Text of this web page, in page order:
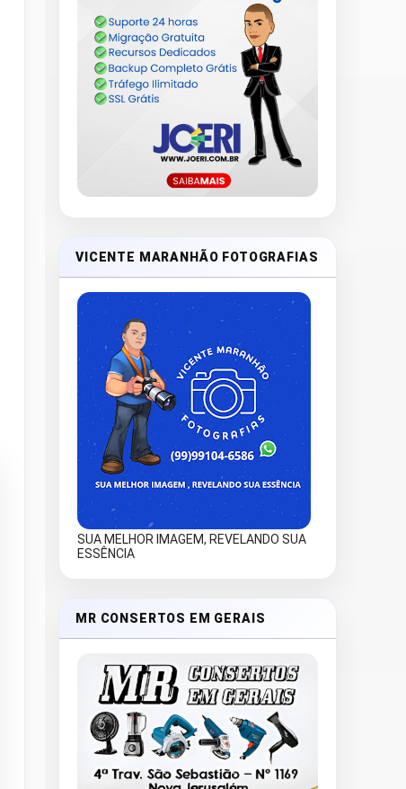
VICENTE MARANHÃO FOTOGRAFIAS
SUA MELHOR IMAGEM, REVELANDO SUA
ESSÊNCIA
MR CONSERTOS EM GERAIS